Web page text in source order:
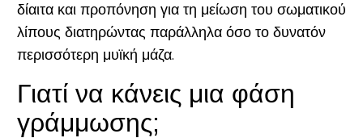
δίαιτα και προπόνηση για τη μείωση του σωματικού
λίπους διατηρώντας παράλληλα όσο το δυνατόν
περισσότερη μυϊκή μάζα.
Γιατί να κάνεις μια φάση
γράμμωσης;